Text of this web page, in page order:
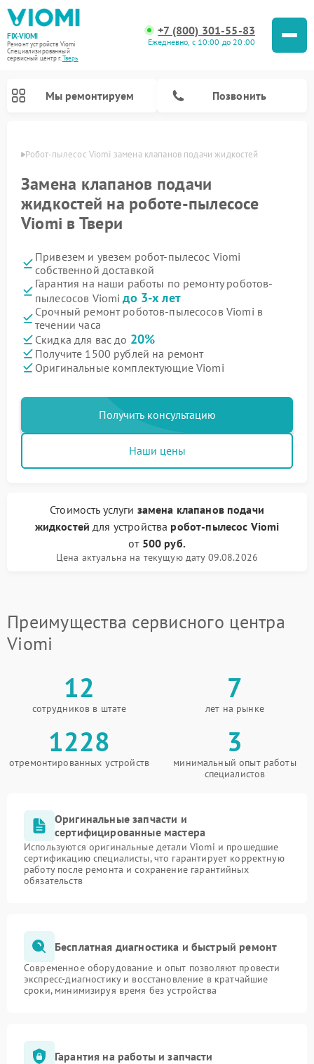
FIX-VIOMI
Ремонт устройств Viomi
Специализированный
cервисный центр г.Тверь
+7 (800) 301-55-83
Ежедневно, с 10:00 до 20:00
Мы ремонтируем Позвонить
Робот-пылесос Viomi замена клапанов подачи жидкостей
Замена клапанов подачи
жидкостей на роботе-пылесосе
Viomi в Твери
Привезем и увезем робот-пылесос Viomi
собственной доставкой
Гарантия на наши работы по ремонту роботов-
пылесосов Viomiдо 3-х лет
Срочный ремонт роботов-пылесосов Viomi в
течении часа
Скидка для вас до 20%
Получите 1500 рублей на ремонт
Оригинальные комплектующие Viomi
Получить консультацию
Наши цены
Стоимость услуги замена клапанов подачи
жидкостей для устройства робот-пылесос Viomi
от 500 руб.
Цена актуальна на текущую дату 09.08.2026
Преимущества сервисного центра
Viomi
12
сотрудников в штате
7
лет на рынке
1228
отремонтированных устройств
3
минимальный опыт работы
специалистов
Оригинальные запчасти и
сертифицированные мастера
Используются оригинальные детали Viomi и прошедшие
сертификацию специалисты, что гарантирует корректную
работу после ремонта и сохранение гарантийных
обязательств
Бесплатная диагностика и быстрый ремонт
Современное оборудование и опыт позволяют провести
экспресс-диагностику и восстановление в кратчайшие
сроки, минимизируя время без устройства
Гарантия на работы и запчасти